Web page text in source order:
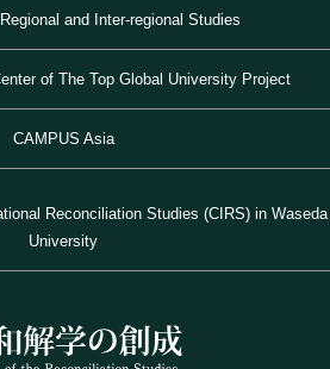
and Inter-regional Studies
of The Top Global University Project
CAMPUS Asia
Reconciliation Studies (CIRS) in Waseda
University